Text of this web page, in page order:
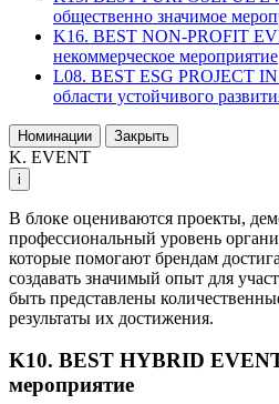
общественно значимое
K16. BEST NON-PROFIT
некоммерческое мероприятие
L08. BEST ESG PROJECT
области устойчивого
Номинации Закрыть
K. EVENT
i
В блоке оцениваются проекты,
профессиональный уровень
которые помогают брендам
создавать значимый опыт для
быть представлены
результаты их достижения.
K10. BEST HYBRID
мероприятие